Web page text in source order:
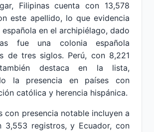
Filipinas cuenta con 13,578
este apellido, lo que evidencia
en el archipiélago, dado
fue una colonia española
de tres siglos. Perú, con 8,221
destaca en la lista,
la presencia en países con
católica y herencia hispánica.
con presencia notable incluyen a
3,553 registros, y Ecuador, con